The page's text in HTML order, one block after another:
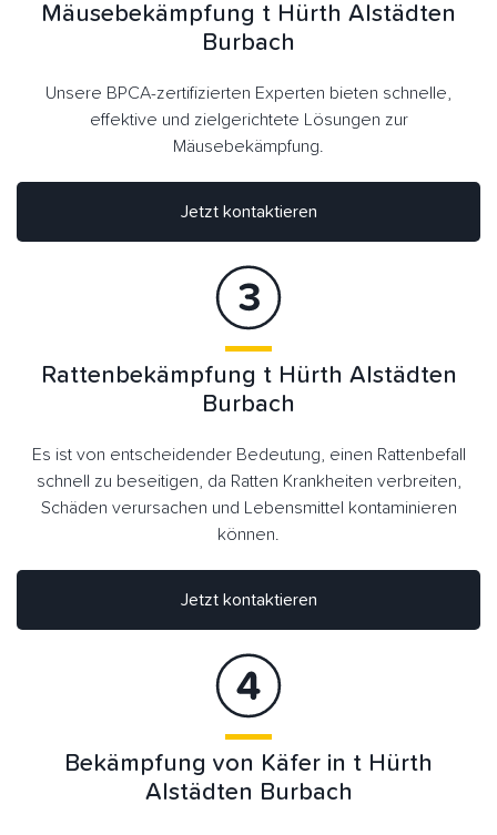
Jetzt kontaktieren
Mäusebekämpfung t Hürth Alstädten
Burbach
Unsere BPCA-zertifizierten Experten bieten schnelle,
effektive und zielgerichtete Lösungen zur
Mäusebekämpfung.
Rattenbekämpfung t Hürth Alstädten
Burbach
Es ist von entscheidender Bedeutung, einen Rattenbefall
schnell zu beseitigen, da Ratten Krankheiten verbreiten,
Schäden verursachen und Lebensmittel kontaminieren
können.
Jetzt kontaktieren
Bekämpfung von Käfer in t Hürth
Alstädten Burbach